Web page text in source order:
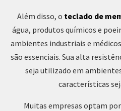
Além disso, o teclado de
água, produtos químicos e
ambientes industriais e
são essenciais. Sua alta
seja utilizado em
características
Muitas empresas optam